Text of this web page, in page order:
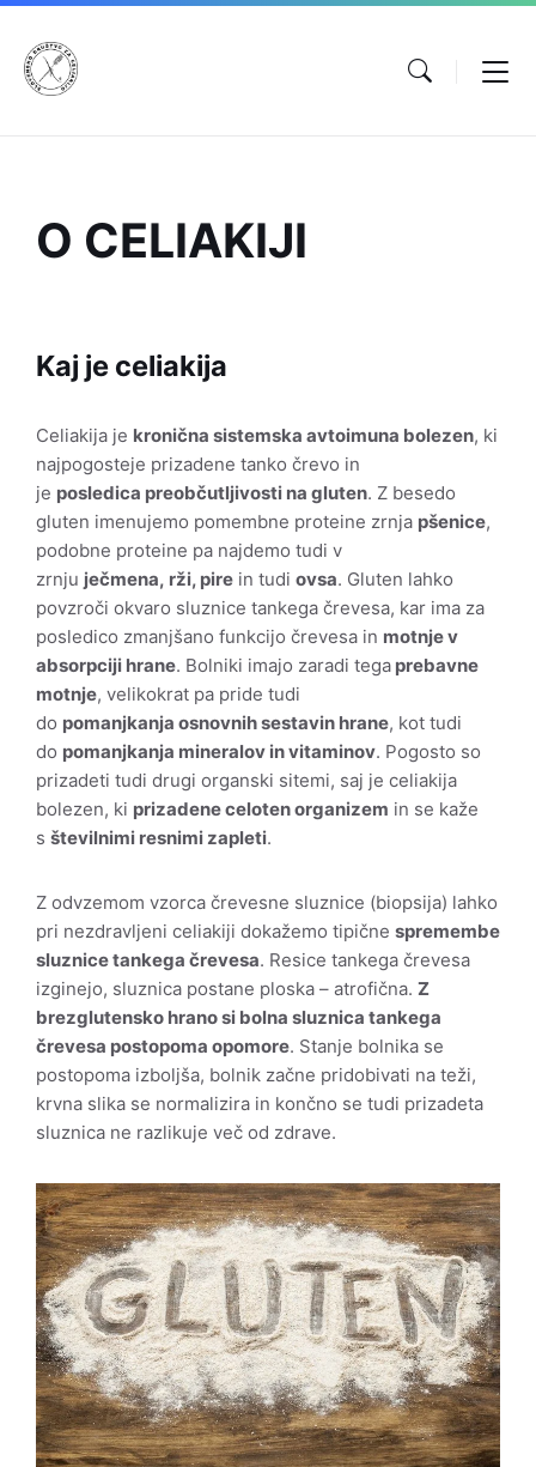
Preskoči
vsebino
Skip
main
navigation
Skip
footer
O CELIAKIJI
Kaj je celiakija
Celiakija je kronična sistemska avtoimuna bolezen, ki
najpogosteje prizadene tanko črevo in
je posledica preobčutljivosti na gluten. Z besedo
gluten imenujemo pomembne proteine zrnja pšenice,
podobne proteine pa najdemo tudi v
zrnju ječmena, rži, pire in tudi ovsa. Gluten lahko
povzroči okvaro sluznice tankega črevesa, kar ima za
posledico zmanjšano funkcijo črevesa in motnje v
absorpciji hrane. Bolniki imajo zaradi tega prebavne
motnje, velikokrat pa pride tudi
do pomanjkanja osnovnih sestavin hrane, kot tudi
do pomanjkanja mineralov in vitaminov. Pogosto so
prizadeti tudi drugi organski sitemi, saj je celiakija
bolezen, ki prizadene celoten organizem in se kaže
s številnimi resnimi zapleti.
Z odvzemom vzorca črevesne sluznice (biopsija) lahko
pri nezdravljeni celiakiji dokažemo tipične spremembe
sluznice tankega črevesa. Resice tankega črevesa
izginejo, sluznica postane ploska – atrofična. Z
brezglutensko hrano si bolna sluznica tankega
črevesa postopoma opomore. Stanje bolnika se
postopoma izboljša, bolnik začne pridobivati na teži,
krvna slika se normalizira in končno se tudi prizadeta
sluznica ne razlikuje več od zdrave.